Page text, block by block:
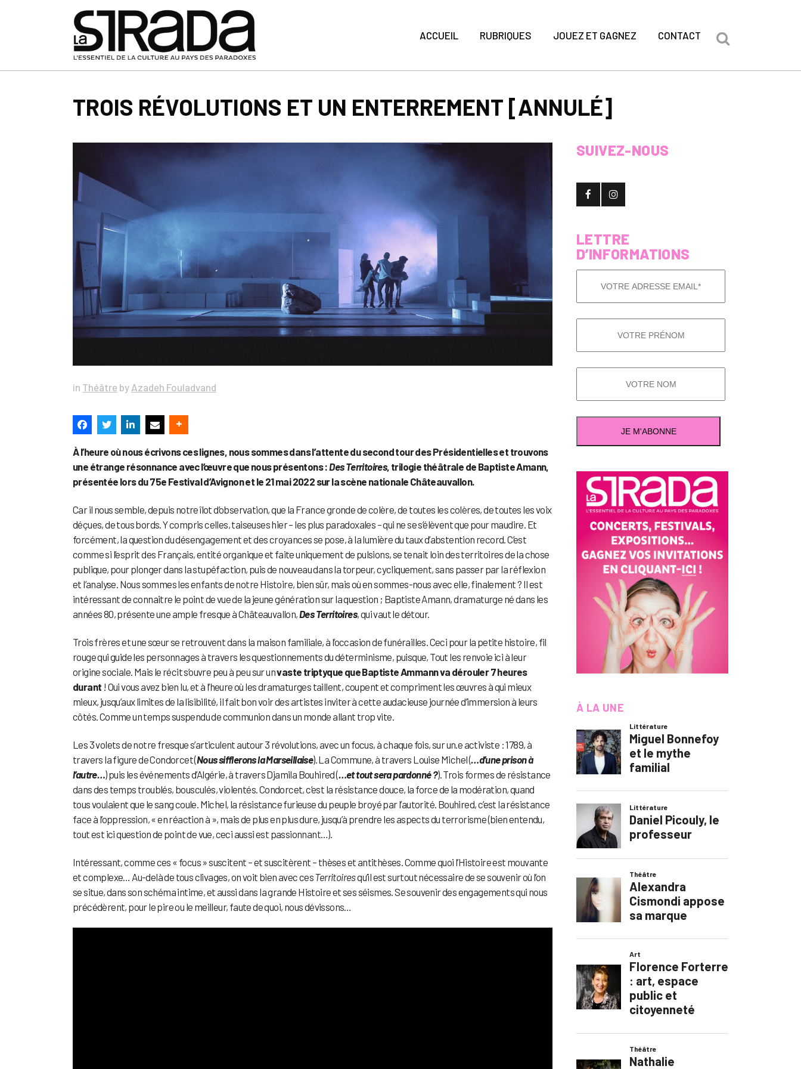
ACCUEIL RUBRIQUES JOUEZ ET GAGNEZ CONTACT
TROIS RÉVOLUTIONS ET UN ENTERREMENT [ANNULÉ]
in Théâtre by Azadeh Fouladvand
À l’heure où nous écrivons ces lignes, nous sommes dans l’attente du second tour des Présidentielles et trouvons
une étrange résonnance avec l’œuvre que nous présentons : Des Territoires, trilogie théâtrale de Baptiste Amann,
présentée lors du 75e Festival d’Avignon et le 21 mai 2022 sur la scène nationale Châteauvallon.
Car il nous semble, depuis notre îlot d’observation, que la France gronde de colère, de toutes les colères, de toutes les voix
déçues, de tous bords. Y compris celles, taiseuses hier – les plus paradoxales – qui ne se s’élèvent que pour maudire. Et
forcément, la question du désengagement et des croyances se pose, à la lumière du taux d’abstention record. C’est
comme si l’esprit des Français, entité organique et faite uniquement de pulsions, se tenait loin des territoires de la chose
publique, pour plonger dans la stupéfaction, puis de nouveau dans la torpeur, cycliquement, sans passer par la réflexion
et l’analyse. Nous sommes les enfants de notre Histoire, bien sûr, mais où en sommes-nous avec elle, finalement ? Il est
intéressant de connaitre le point de vue de la jeune génération sur la question ; Baptiste Amann, dramaturge né dans les
années 80, présente une ample fresque à Châteauvallon, Des Territoires, qui vaut le détour.
Trois frères et une sœur se retrouvent dans la maison familiale, à l’occasion de funérailles. Ceci pour la petite histoire, fil
rouge qui guide les personnages à travers les questionnements du déterminisme, puisque, Tout les renvoie ici à leur
origine sociale. Mais le récit s’ouvre peu à peu sur unvaste triptyque que Baptiste Ammann va dérouler 7 heures
durant ! Oui vous avez bien lu, et à l’heure où les dramaturges taillent, coupent et compriment les œuvres à qui mieux
mieux, jusqu’aux limites de la lisibilité, il fait bon voir des artistes inviter à cette audacieuse journée d’immersion à leurs
côtés. Comme un temps suspendu de communion dans un monde allant trop vite.
Les 3 volets de notre fresque s’articulent autour 3 révolutions, avec un focus, à chaque fois, sur un.e activiste : 1789, à
travers la figure de Condorcet (Nous sifflerons la Marseillaise). La Commune, à travers Louise Michel (…d’une prison à
l’autre…) puis les événements d’Algérie, à travers Djamila Bouhired (…et tout sera pardonné ?). Trois formes de résistance
dans des temps troublés, bousculés, violentés. Condorcet, c’est la résistance douce, la force de la modération, quand
tous voulaient que le sang coule. Michel, la résistance furieuse du peuple broyé par l’autorité. Bouhired, c’est la résistance
face à l’oppression, « en réaction à », mais de plus en plus dure, jusqu’à prendre les aspects du terrorisme (bien entendu,
tout est ici question de point de vue, ceci aussi est passionnant…).
Intéressant, comme ces « focus » suscitent – et suscitèrent – thèses et antithèses. Comme quoi l’Histoire est mouvante
et complexe… Au-delà de tous clivages, on voit bien avec cesTerritoiresqu’il est surtout nécessaire de se souvenir où l’on
se situe, dans son schéma intime, et aussi dans la grande Histoire et ses séismes. Se souvenir des engagements qui nous
précédèrent, pour le pire ou le meilleur, faute de quoi, nous dévissons…
SUIVEZ-NOUS
LETTRE
D’INFORMATIONS
À LA UNE